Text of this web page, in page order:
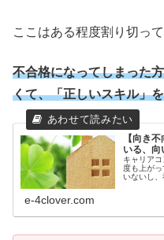
ここはある程度割り切って
不合格になってしまった
くて、「正しいスキル」
【向き
いる、向
キャリア
度も上が
いないし
e-4clover.com